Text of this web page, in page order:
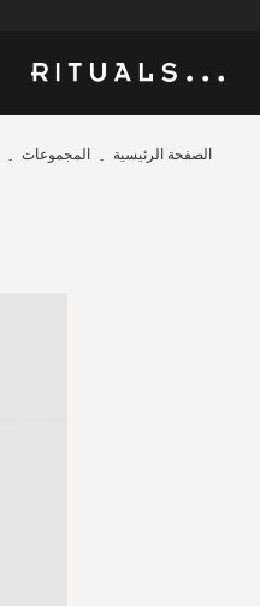
الصفحة الرئيسية المجموعات